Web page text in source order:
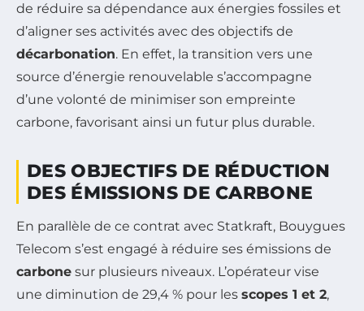
de réduire sa dépendance aux énergies fossiles et
d’aligner ses activités avec des objectifs de
décarbonation. En effet, la transition vers une
source d’énergie renouvelable s’accompagne
d’une volonté de minimiser son empreinte
carbone, favorisant ainsi un futur plus durable.
DES OBJECTIFS DE RÉDUCTION
DES ÉMISSIONS DE CARBONE
En parallèle de ce contrat avec Statkraft, Bouygues
Telecom s’est engagé à réduire ses émissions de
carbone sur plusieurs niveaux. L’opérateur vise
une diminution de 29,4 % pour les scopes 1 et 2,